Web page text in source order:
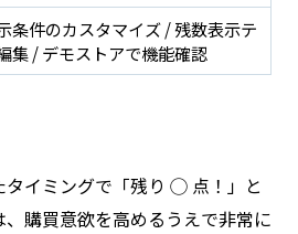
条件のカスタマイズ / 残数表示テ
集 / デモストアで機能確認
イミングで「残り ◯ 点！」と
購買意欲を高めるうえで非常に